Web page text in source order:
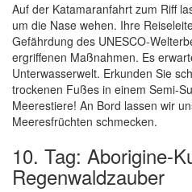
Auf der Katamaranfahrt zum Riff
um die Nase wehen. Ihre
Gefährdung des UNESCO-
ergriffenen Maßnahmen. Es
Unterwasserwelt. Erkunden Sie
trockenen Fußes in einem Semi-
Meerestiere! An Bord lassen wir
Meeresfrüchten schmecken.
10. Tag: Aborigine-
Regenwaldzauber